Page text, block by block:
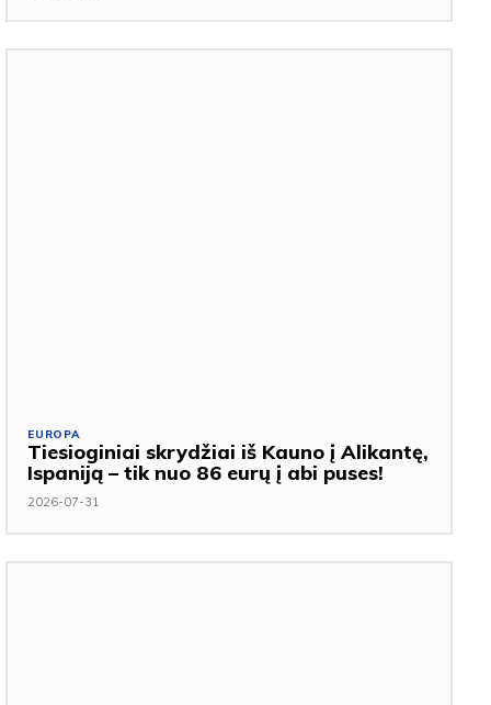
EUROPA
Tiesioginiai skrydžiai iš Kauno į Alikantę,
Ispaniją – tik nuo 86 eurų į abi puses!
2026-07-31